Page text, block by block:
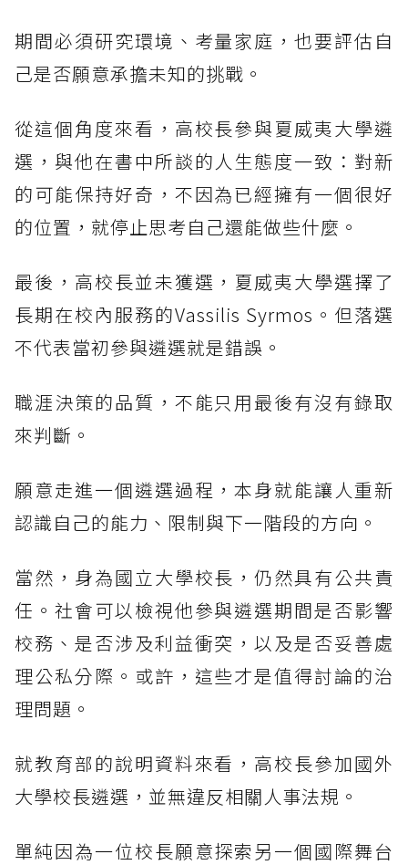
期間必須研究環境、考量家庭，也要評估自
己是否願意承擔未知的挑戰。
從這個角度來看，高校長參與夏威夷大學遴
選，與他在書中所談的人生態度一致：對新
的可能保持好奇，不因為已經擁有一個很好
的位置，就停止思考自己還能做些什麼。
最後，高校長並未獲選，夏威夷大學選擇了
長期在校內服務的Vassilis Syrmos。但落選
不代表當初參與遴選就是錯誤。
職涯決策的品質，不能只用最後有沒有錄取
來判斷。
願意走進一個遴選過程，本身就能讓人重新
認識自己的能力、限制與下一階段的方向。
當然，身為國立大學校長，仍然具有公共責
任。社會可以檢視他參與遴選期間是否影響
校務、是否涉及利益衝突，以及是否妥善處
理公私分際。或許，這些才是值得討論的治
理問題。
就教育部的說明資料來看，高校長參加國外
大學校長遴選，並無違反相關人事法規。
單純因為一位校長願意探索另一個國際舞台